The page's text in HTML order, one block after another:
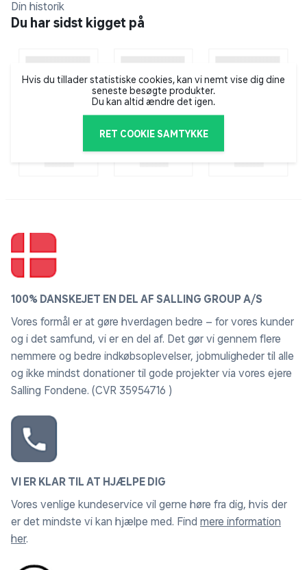
Salling FRI er helt uden parfume og uhensigtsmæssig
kemi og er dermed astma- og allergimærket.
Din historik
Du har sidst kigget på
Hvis du tillader statistiske cookies, kan vi nemt vise dig dine
seneste besøgte produkter.
Du kan altid ændre det igen.
RET COOKIE SAMTYKKE
100% DANSKEJET EN DEL AF SALLING GROUP A/S
Vores formål er at gøre hverdagen bedre – for vores kunder
og i det samfund, vi er en del af. Det gør vi gennem flere
nemmere og bedre indkøbsoplevelser, jobmuligheder til alle
og ikke mindst donationer til gode projekter via vores ejere
Salling Fondene. (CVR 35954716 )
VI ER KLAR TIL AT HJÆLPE DIG
Vores venlige kundeservice vil gerne høre fra dig, hvis der
er det mindste vi kan hjælpe med. Find mere information
her.